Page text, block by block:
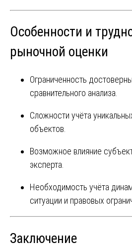
Особенности и
рыночной оценки
Ограниченность
сравнительного анализа.
Сложности учёта
объектов.
Возможное влияние
эксперта.
Необходимость учёта
ситуации и правовых
Заключение